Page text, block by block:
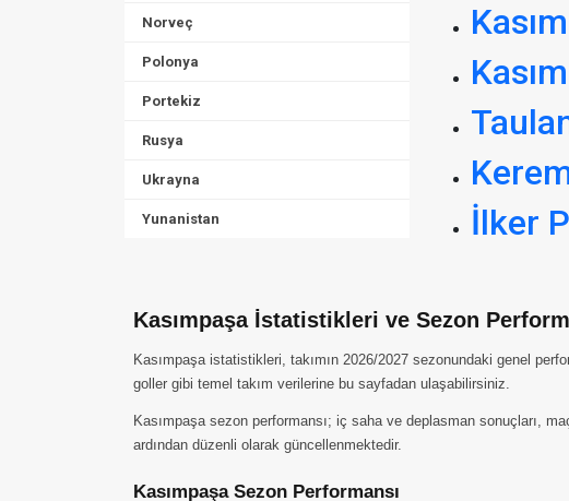
Norveç
Polonya
Portekiz
Rusya
Ukrayna
Yunanistan
İlker
Kasımpaşa İstatistikleri ve Sezon
Kasımpaşa istatistikleri, takımın 2026/2027 sezonundaki genel
goller gibi temel takım verilerine bu sayfadan ulaşabilirsiniz.
Kasımpaşa sezon performansı; iç saha ve deplasman sonuçları,
ardından düzenli olarak güncellenmektedir.
Kasımpaşa Sezon Performansı